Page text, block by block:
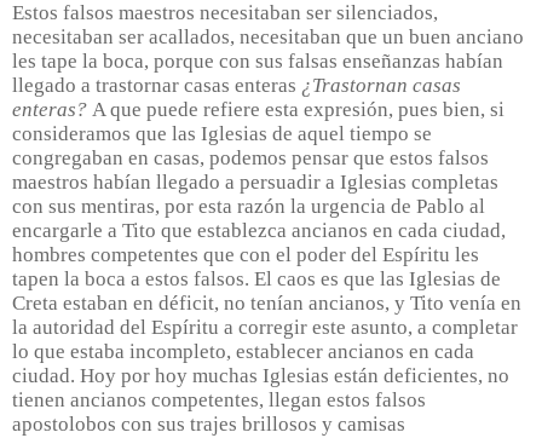
Estos falsos maestros necesitaban ser silenciados,
necesitaban ser acallados, necesitaban que un buen anciano
les tape la boca, porque con sus falsas enseñanzas habían
llegado a trastornar casas enteras ¿Trastornan casas
enteras? A que puede refiere esta expresión, pues bien, si
consideramos que las Iglesias de aquel tiempo se
congregaban en casas, podemos pensar que estos falsos
maestros habían llegado a persuadir a Iglesias completas
con sus mentiras, por esta razón la urgencia de Pablo al
encargarle a Tito que establezca ancianos en cada ciudad,
hombres competentes que con el poder del Espíritu les
tapen la boca a estos falsos. El caos es que las Iglesias de
Creta estaban en déficit, no tenían ancianos, y Tito venía en
la autoridad del Espíritu a corregir este asunto, a completar
lo que estaba incompleto, establecer ancianos en cada
ciudad. Hoy por hoy muchas Iglesias están deficientes, no
tienen ancianos competentes, llegan estos falsos
apostolobos con sus trajes brillosos y camisas